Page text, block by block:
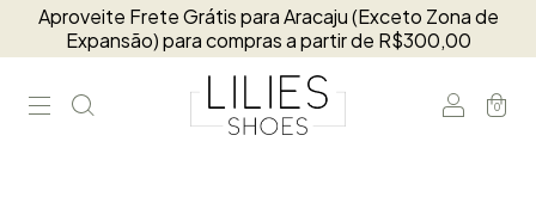
Aproveite Frete Grátis para Aracaju (Exceto Zona de
Expansão) para compras a partir de R$300,00
0